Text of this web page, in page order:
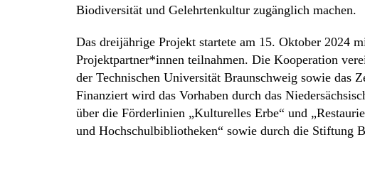
Biodiversität und Gelehrtenkultur zugänglich machen.
Das dreijährige Projekt startete am 15. Oktober 2024
Projektpartner*innen teilnahmen. Die Kooperation
der Technischen Universität Braunschweig sowie das
Finanziert wird das Vorhaben durch das
über die Förderlinien „Kulturelles Erbe“ und
und Hochschulbibliotheken“ sowie durch die Stiftung